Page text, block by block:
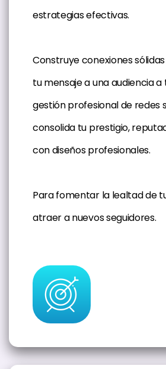
estrategias efectivas.
Construye conexiones
tu mensaje a una audiencia
gestión profesional de redes
consolida tu prestigio,
con diseños profesionales.
Para fomentar la lealtad de
atraer a nuevos seguidores.